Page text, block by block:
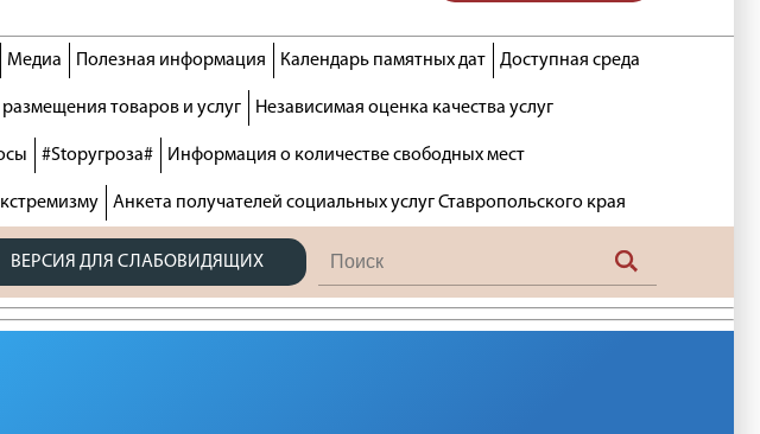
Медиа Полезная информация Календарь памятных дат Доступная среда
товаров и услуг Независимая оценка качества услуг
#Stopугроза# Информация о количестве свободных мест
Анкета получателей социальных услуг Ставропольского края
ВЕРСИЯ ДЛЯ СЛАБОВИДЯЩИХ